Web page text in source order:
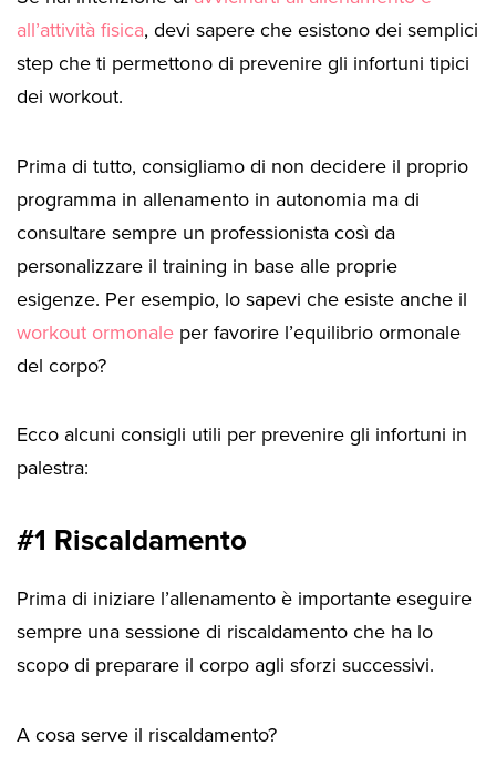
all’attività fisica, devi sapere che esistono dei semplici
step che ti permettono di prevenire gli infortuni tipici
dei workout.
Prima di tutto, consigliamo di non decidere il proprio
programma in allenamento in autonomia ma di
consultare sempre un professionista così da
personalizzare il training in base alle proprie
esigenze. Per esempio, lo sapevi che esiste anche il
workout ormonale per favorire l’equilibrio ormonale
del corpo?
Ecco alcuni consigli utili per prevenire gli infortuni in
palestra:
#1 Riscaldamento
Prima di iniziare l’allenamento è importante eseguire
sempre una sessione di riscaldamento che ha lo
scopo di preparare il corpo agli sforzi successivi.
A cosa serve il riscaldamento?